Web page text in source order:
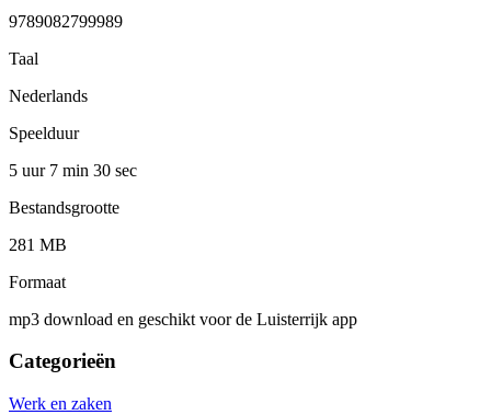
9789082799989
Taal
Nederlands
Speelduur
5 uur 7 min 30 sec
Bestandsgrootte
281 MB
Formaat
mp3 download en geschikt voor de Luisterrijk app
Categorieën
Werk en zaken